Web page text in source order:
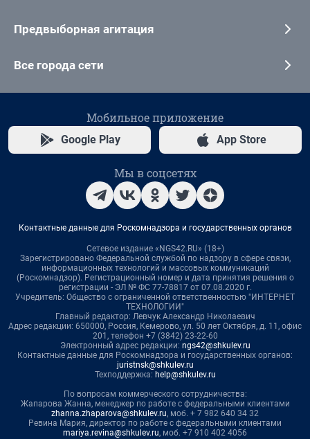
Предвыборная агитация
Все города сети
Мобильное приложение
Google Play App Store
Мы в соцсетях
Контактные данные для Роскомнадзора и государственных органов
Сетевое издание «NGS42.RU» (18+)
Зарегистрировано Федеральной службой по надзору в сфере связи,
информационных технологий и массовых коммуникаций
(Роскомнадзор). Регистрационный номер и дата принятия решения о
регистрации - ЭЛ № ФС 77-78817 от 07.08.2020 г.
Учредитель: Общество с ограниченной ответственностью "ИНТЕРНЕТ
ТЕХНОЛОГИИ"
Главный редактор: Левчук Александр Николаевич
Адрес редакции: 650000, Россия, Кемерово, ул. 50 лет Октября, д. 11, офис
201, телефон +7 (3842) 23-22-60
Электронный адрес редакции: ngs42@shkulev.ru
Контактные данные для Роскомнадзора и государственных органов:
juristnsk@shkulev.ru
Техподдержка: help@shkulev.ru
По вопросам коммерческого сотрудничества:
Жапарова Жанна, менеджер по работе с федеральными клиентами
zhanna.zhaparova@shkulev.ru, моб. + 7 982 640 34 32
Ревина Мария, директор по работе с федеральными клиентами
mariya.revina@shkulev.ru, моб. +7 910 402 4056